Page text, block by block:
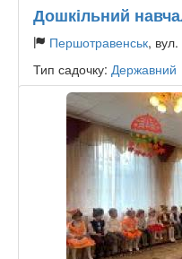
Дошкільний
Першотравенськ, вул.
Тип садочку: Державний